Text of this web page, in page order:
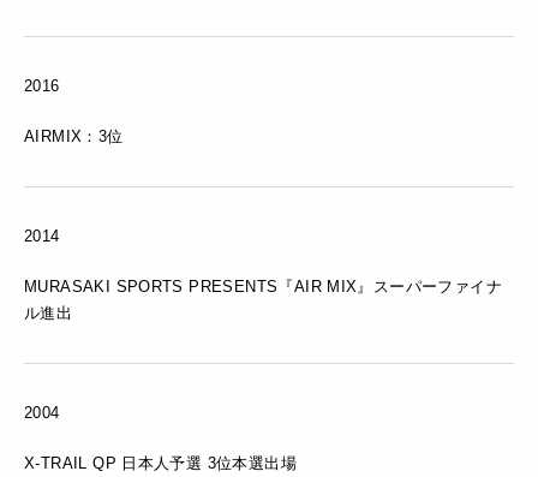
2016
AIRMIX：3位
2014
MURASAKI SPORTS PRESENTS『AIR MIX』スーパーファイナ
ル進出
2004
X-TRAIL QP 日本人予選 3位本選出場